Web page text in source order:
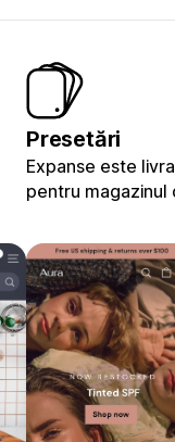
Presetări
Expanse este
pentru magazinul